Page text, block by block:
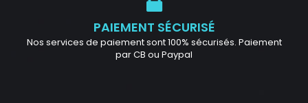
PAIEMENT SÉCURISÉ
Nos services de paiement sont 100% sécurisés. Paiement
par CB ou Paypal